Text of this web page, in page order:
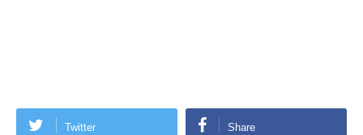
Twitter Share